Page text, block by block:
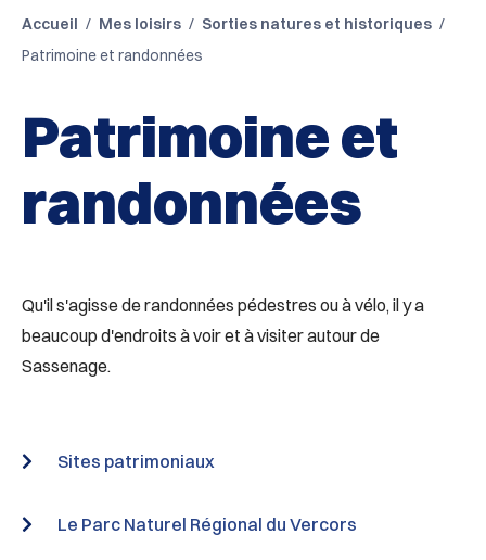
Accueil Mes loisirs
Sorties natures et historiques
Patrimoine et randonnées
Patrimoine et
randonnées
Qu'il s'agisse de randonnées pédestres ou à vélo, il y a
beaucoup d'endroits à voir et à visiter autour de
Sassenage.
Sites patrimoniaux
Le Parc Naturel Régional du Vercors